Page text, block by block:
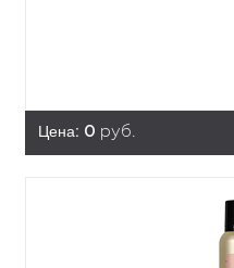
Цена: 0 руб.